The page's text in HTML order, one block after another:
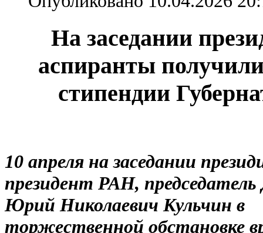
На заседании
аспиранты
стипендии
10 апреля на заседании
президент РАН,
Юрий Николаевич Кульчин в
торжественной обстановке